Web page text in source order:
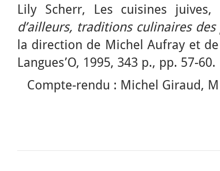
Lily Scherr, Les cuisines juives,
d’ailleurs, traditions culinaires
la direction de Michel Aufray et
Langues’O, 1995, 343 p., pp. 57-60.
Compte-rendu : Michel Giraud,